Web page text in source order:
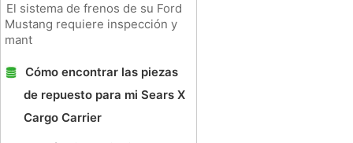
El sistema de frenos de su Ford
Mustang requiere inspección y
mant
Cómo encontrar las piezas
de repuesto para mi Sears X
Cargo Carrier